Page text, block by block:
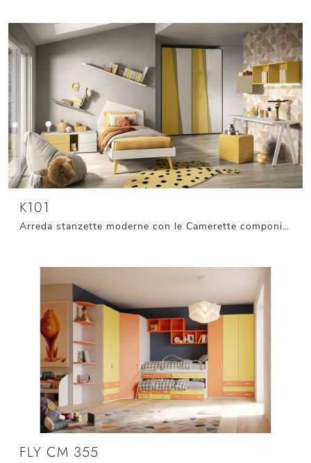
K101
Arreda stanzette moderne con le Camerette componibili Moretti Compact Camerette! Il modello K101 in laccato opaco è per bambini.
FLY CM 355